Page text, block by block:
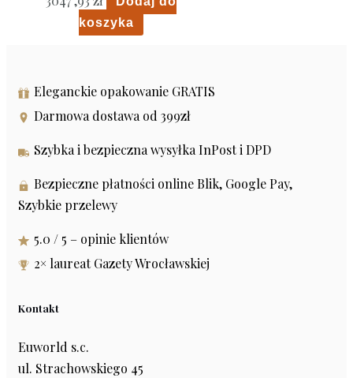
koszyka
Eleganckie opakowanie GRATIS
Darmowa dostawa od 399zł
Szybka i bezpieczna wysyłka InPost i DPD
Bezpieczne płatności online Blik, Google Pay,
Szybkie przelewy
5.0 / 5 – opinie klientów
2× laureat Gazety Wrocławskiej
Kontakt
Euworld s.c.
ul. Strachowskiego 45